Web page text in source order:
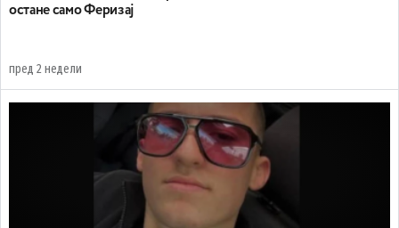
остане само Феризај
пред 2 недели